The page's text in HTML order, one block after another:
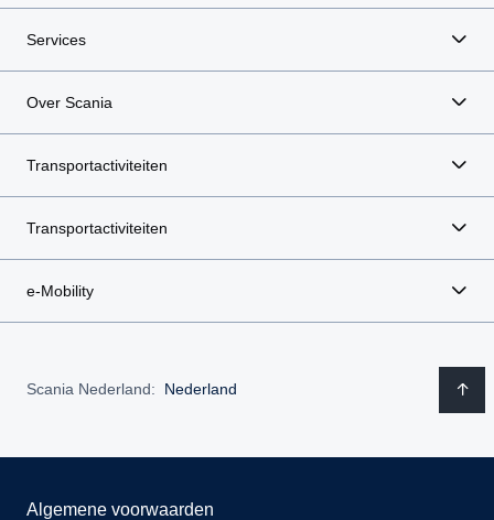
Services
Over Scania
Transportactiviteiten
Transportactiviteiten
e-Mobility
Scania Nederland: Nederland
Algemene voorwaarden